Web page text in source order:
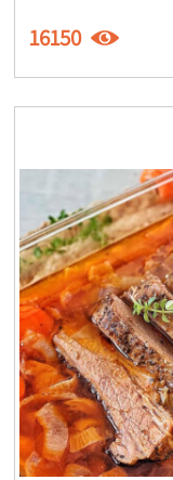
16150